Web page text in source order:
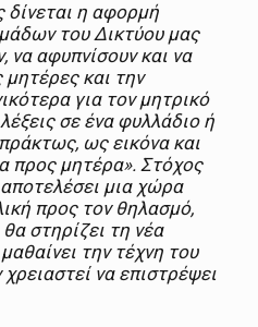
δίνεται η αφορμή
του Δικτύου μας
να αφυπνίσουν και να
μητέρες και την
για τον μητρικό
σε ένα φυλλάδιο ή
ως εικόνα και
προς μητέρα». Στόχος
μια χώρα
προς τον θηλασμό,
στηρίζει τη νέα
την τέχνη του
να επιστρέψει